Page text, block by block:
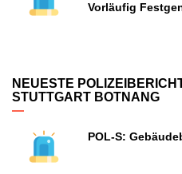
Vorläufig
NEUESTE
STUTTGART BOTNANG
POL-S: